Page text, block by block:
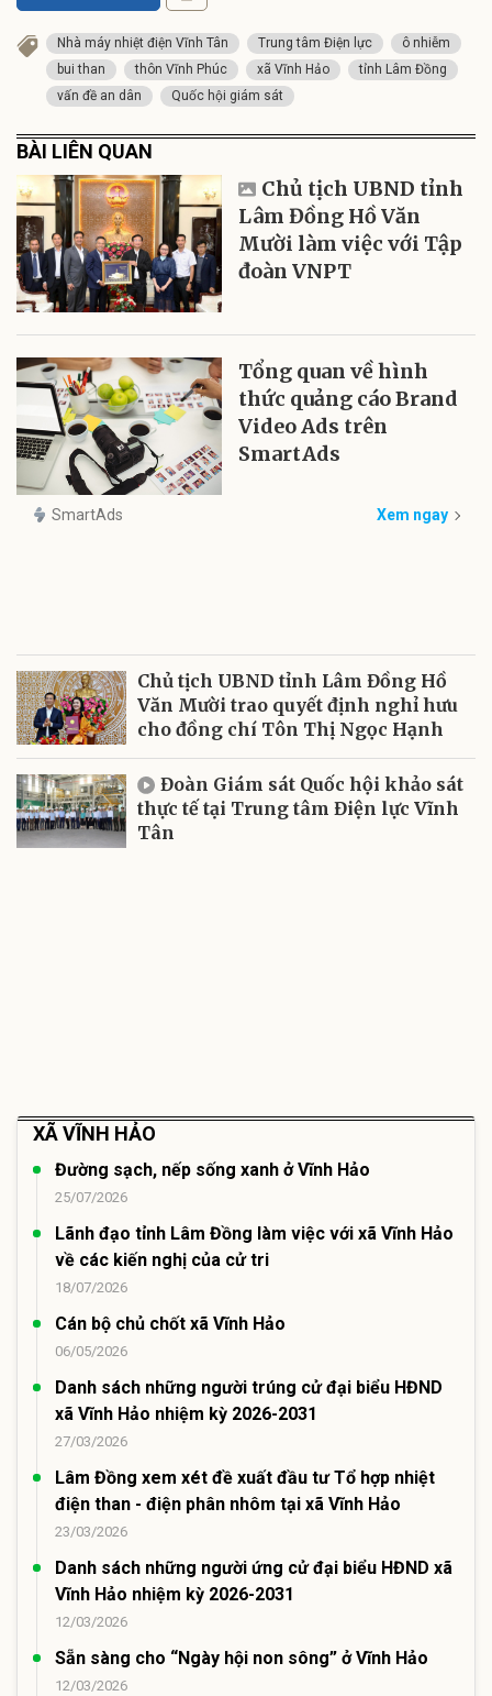
Nhà máy nhiệt điện Vĩnh Tân Trung tâm Điện lực
ô nhiễm
bui than
thôn Vĩnh Phúc xã Vĩnh Hảo
tỉnh Lâm Đồng
vấn đề an dân
Quốc hội giám sát
BÀI LIÊN QUAN
Chủ tịch UBND tỉnh
Lâm Đồng Hồ Văn
Mười làm việc với Tập
đoàn VNPT
Tổng quan về hình
thức quảng cáo Brand
Video Ads trên
SmartAds
SmartAds Xem ngay
Chủ tịch UBND tỉnh Lâm Đồng Hồ
Văn Mười trao quyết định nghỉ hưu
cho đồng chí Tôn Thị Ngọc Hạnh
Đoàn Giám sát Quốc hội khảo sát
thực tế tại Trung tâm Điện lực Vĩnh
Tân
XÃ VĨNH HẢO
Đường sạch, nếp sống xanh ở Vĩnh Hảo
25/07/2026
Lãnh đạo tỉnh Lâm Đồng làm việc với xã Vĩnh Hảo
về các kiến nghị của cử tri
18/07/2026
Cán bộ chủ chốt xã Vĩnh Hảo
06/05/2026
Danh sách những người trúng cử đại biểu HĐND
xã Vĩnh Hảo nhiệm kỳ 2026-2031
27/03/2026
Lâm Đồng xem xét đề xuất đầu tư Tổ hợp nhiệt
điện than - điện phân nhôm tại xã Vĩnh Hảo
23/03/2026
Danh sách những người ứng cử đại biểu HĐND xã
Vĩnh Hảo nhiệm kỳ 2026-2031
12/03/2026
Sẵn sàng cho “Ngày hội non sông” ở Vĩnh Hảo
12/03/2026